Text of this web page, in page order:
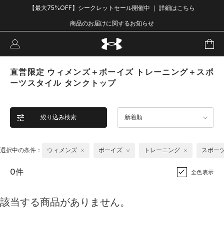
【最大75%OFF】シークレットセール開催中 ｜ 詳細はこちら
商品のお届けに関するお知らせ
直営限定 ウィメンズ＋ボーイズ トレーニング＋スポ
ーツスタイル タンクトップ
絞り込み検索 新着順
選択中の条件： ウィメンズ ボーイズ トレーニング スポー
0件 全色表示
該当する商品がありません。